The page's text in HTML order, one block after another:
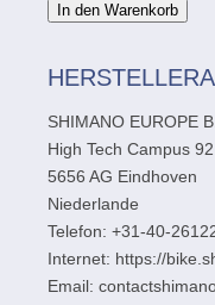
In den Warenkorb
SHIMANO EUROPE
High Tech Campus 92
5656 AG Eindhoven
Niederlande
Telefon: +31-40-
Internet: https://
Email: